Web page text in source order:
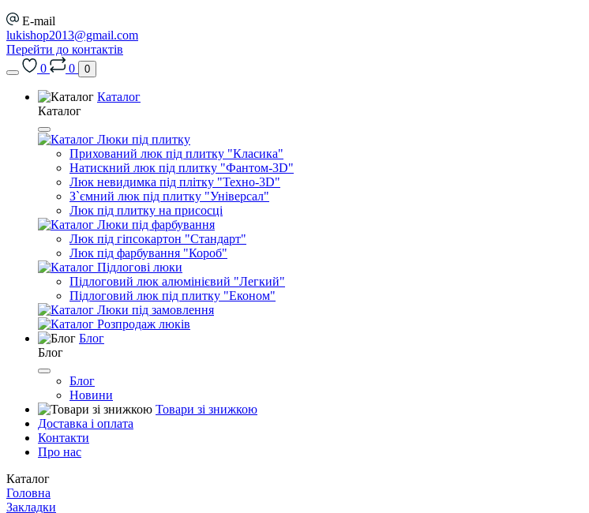
E-mail
lukishop2013@gmail.com
Перейти до контактів
0
0 0
Каталог
Каталог
Люки під плитку
Прихований люк під плитку "Класика"
Натискний люк під плитку "Фантом-3D"
Люк невидимка під плітку "Техно-3D"
З`ємний люк під плитку "Універсал"
Люк під плитку на присосці
Люки під фарбування
Люк під гіпсокартон "Стандарт"
Люк під фарбування "Короб"
Підлогові люки
Підлоговий люк алюмінієвий "Легкий"
Підлоговий люк під плитку "Економ"
Люки під замовлення
Розпродаж люків
Блог
Блог
Блог
Новини
Товари зі знижкою
Доставка і оплата
Контакти
Про нас
Каталог
Головна
Закладки